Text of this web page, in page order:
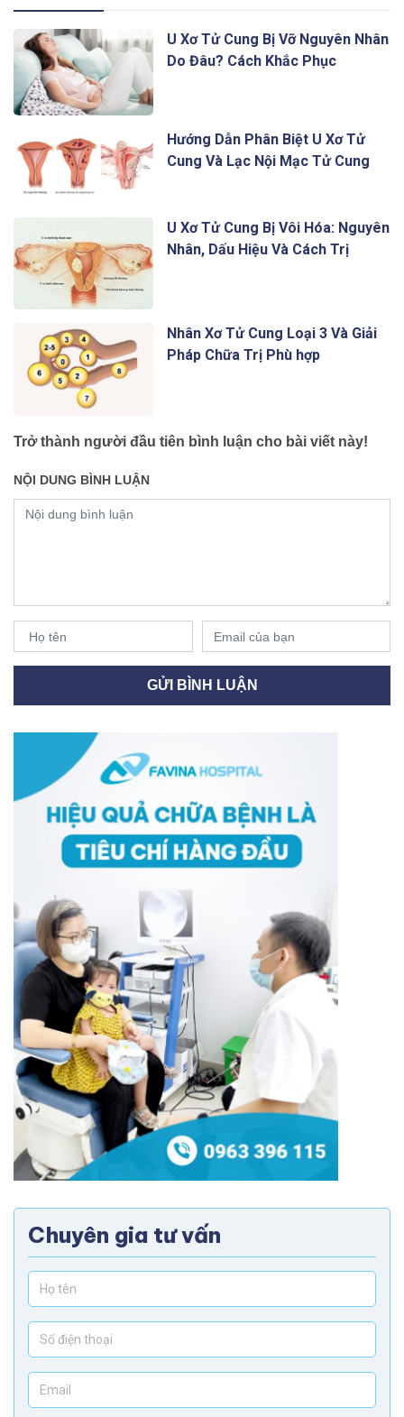
U Xơ Tử Cung Bị Vỡ Nguyên Nhân
Do Đâu? Cách Khắc Phục
Hướng Dẫn Phân Biệt U Xơ Tử
Cung Và Lạc Nội Mạc Tử Cung
U Xơ Tử Cung Bị Vôi Hóa: Nguyên
Nhân, Dấu Hiệu Và Cách Trị
Nhân Xơ Tử Cung Loại 3 Và Giải
Pháp Chữa Trị Phù hợp
Trở thành người đầu tiên bình luận cho bài viết này!
NỘI DUNG BÌNH LUẬN
Chuyên gia tư vấn